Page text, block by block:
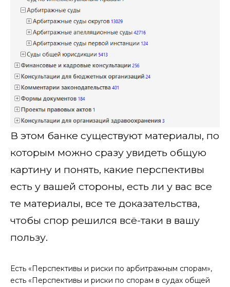
В этом банке существуют материалы, по
которым можно сразу увидеть общую
картину и понять, какие перспективы
есть у вашей стороны, есть ли у вас все
те материалы, все те доказательства,
чтобы спор решился всё-таки в вашу
пользу.
Есть «Перспективы и риски по арбитражным спорам»,
есть «Перспективы и риски по спорам в судах общей